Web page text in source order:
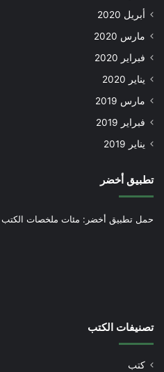
أبريل 2020
مارس 2020
فبراير 2020
يناير 2020
مارس 2019
فبراير 2019
يناير 2019
تطبيق أخضر
حمل تطبيق أخضر: مئات ملخصات الكتب
تصنيفات الكتب
كتب